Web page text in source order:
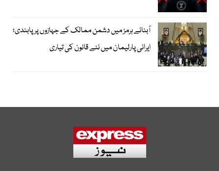
آبنائے ہرمز میں دشمن ممالک کے جہازوں پر پابندی؛
ایرانی پارلیمان میں نئے قانون کی تیاری